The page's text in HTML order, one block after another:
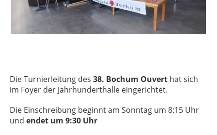
Die Turnierleitung des 38. Bochum Ouvert hat sich
im Foyer der Jahrhunderthalle eingerichtet.
Die Einschreibung beginnt am Sonntag um 8:15 Uhr
und endet um 9:30 Uhr